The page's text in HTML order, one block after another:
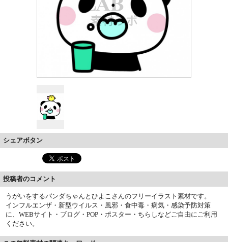
シェアボタン
投稿者のコメント
うがいをするパンダちゃんとひよこさんのフリーイラスト素材です。
インフルエンザ・新型ウイルス・風邪・食中毒・病気・感染予防対策
に、WEBサイト・ブログ・POP・ポスター・ちらしなどご自由にご利用
ください。